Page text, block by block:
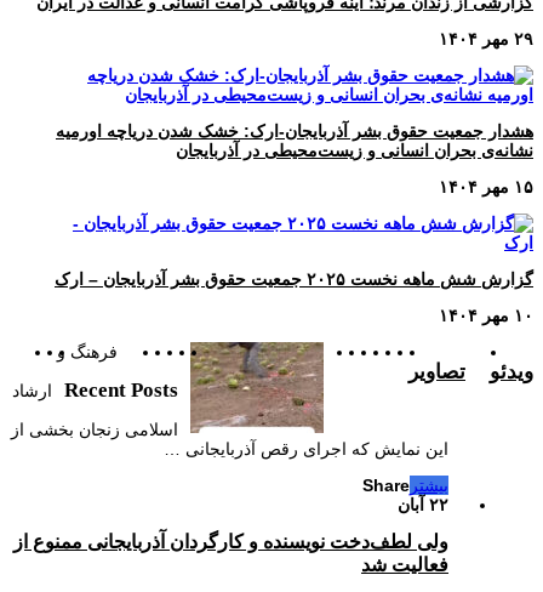
۲۹ مهر ۱۴۰۴
هشدار جمعیت حقوق بشر آذربایجان-ارک: خشک شدن دریاچه اورمیه
نشانه‌ی بحران انسانی و زیست‌محیطی در آذربایجان
۱۵ مهر ۱۴۰۴
گزارش شش ماهه نخست ۲۰۲۵ جمعیت حقوق بشر آذربایجان – ارک
۱۰ مهر ۱۴۰۴
ویدئو تصاویر
Recent Posts
فرهنگ و
ارشاد
اسلامی زنجان بخشی از
این نمایش که اجرای رقص آذربایجانی …
بیشتر Share
۲۲ آبان
ولی لطف‌دخت نویسنده و کارگردان آذربایجانی ممنوع از
فعالیت شد